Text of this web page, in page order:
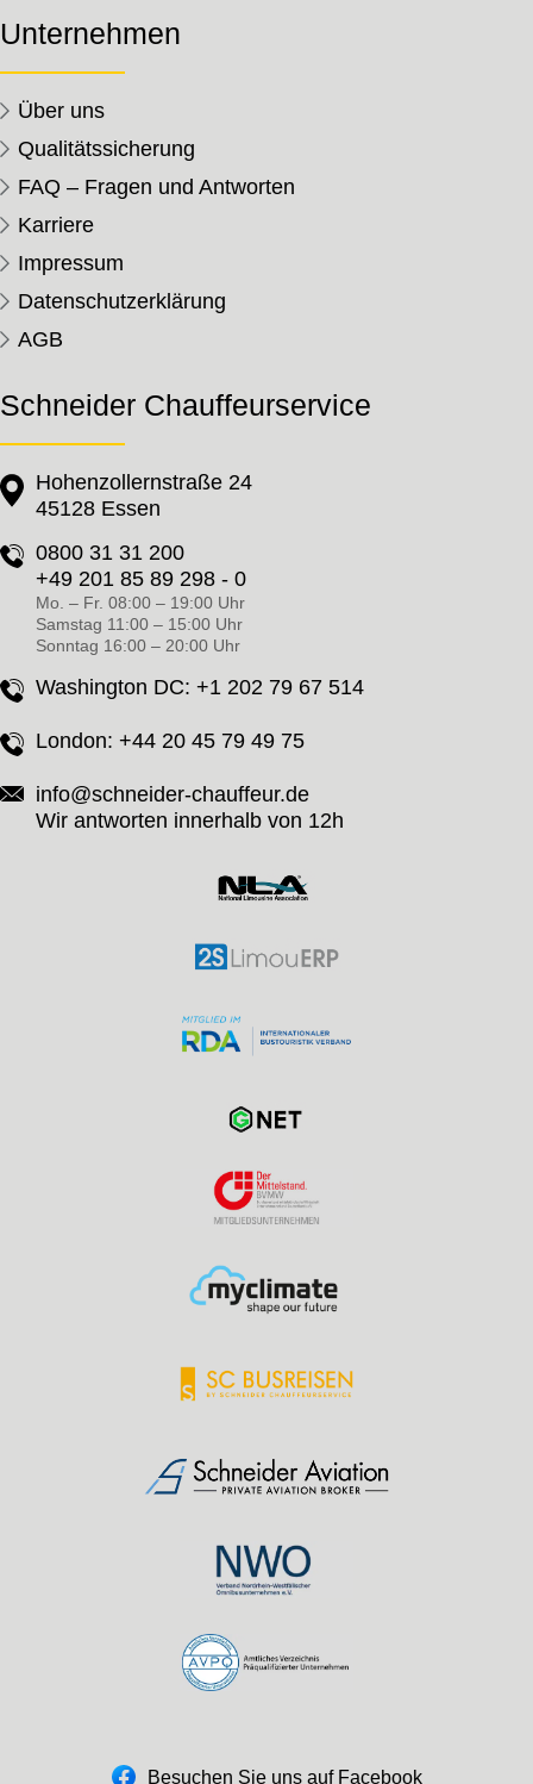
Unternehmen
Über uns
Qualitätssicherung
FAQ – Fragen und Antworten
Karriere
Impressum
Datenschutzerklärung
AGB
Schneider Chauffeurservice
Hohenzollernstraße 24
45128 Essen
0800 31 31 200
+49 201 85 89 298 - 0
Mo. – Fr. 08:00 – 19:00 Uhr
Samstag 11:00 – 15:00 Uhr
Sonntag 16:00 – 20:00 Uhr
Washington DC: +1 202 79 67 514
London: +44 20 45 79 49 75
info@schneider-chauffeur.de
Wir antworten innerhalb von 12h
Besuchen Sie uns auf Facebook